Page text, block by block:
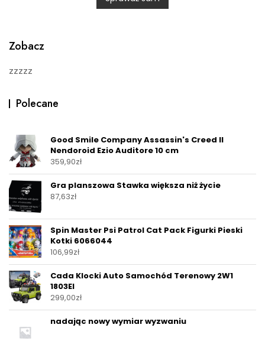
u
t
Zobacz
zzzzz
Polecane
Good Smile Company Assassin's Creed II
Nendoroid Ezio Auditore 10 cm
359,90zł
Gra planszowa Stawka większa niż życie
87,63zł
Spin Master Psi Patrol Cat Pack Figurki Pieski
Kotki 6066044
106,99zł
Cada Klocki Auto Samochód Terenowy 2W1
1803El
299,00zł
nadając nowy wymiar wyzwaniu